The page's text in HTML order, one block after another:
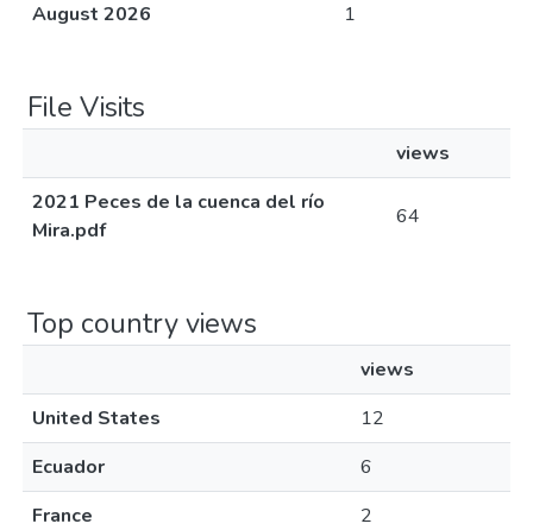
August 2026
1
File Visits
views
2021 Peces de la cuenca del río
Mira.pdf
64
Top country views
views
United States
12
Ecuador
6
France
2